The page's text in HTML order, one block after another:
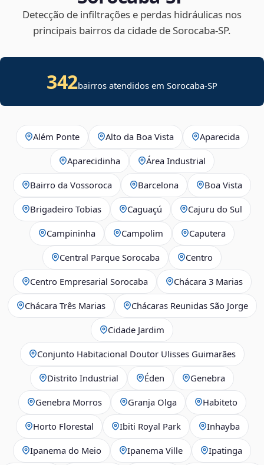
Detecção de infiltrações e perdas hidráulicas nos
principais bairros da cidade de Sorocaba‑SP.
342bairros atendidos em Sorocaba-SP
Além Ponte Alto da Boa Vista Aparecida
Aparecidinha Área Industrial
Bairro da Vossoroca Barcelona Boa Vista
Brigadeiro Tobias Caguaçú Cajuru do Sul
Campininha Campolim Caputera
Central Parque Sorocaba Centro
Centro Empresarial Sorocaba Chácara 3 Marias
Chácara Três Marias Chácaras Reunidas São Jorge
Cidade Jardim
Conjunto Habitacional Doutor Ulisses Guimarães
Distrito Industrial Éden Genebra
Genebra Morros Granja Olga Habiteto
Horto Florestal Ibiti Royal Park Inhayba
Ipanema do Meio Ipanema Ville Ipatinga